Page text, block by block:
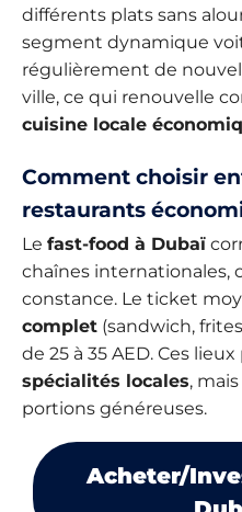
différents plats sans
segment dynamique
régulièrement de
ville, ce qui renouvelle
cuisine locale
Comment choisir
restaurants
Le fast-food à Dubaï
chaînes internationales,
constance. Le ticket
complet (sandwich,
de 25 à 35 AED. Ces
spécialités locales,
portions généreuses.
Acheter/